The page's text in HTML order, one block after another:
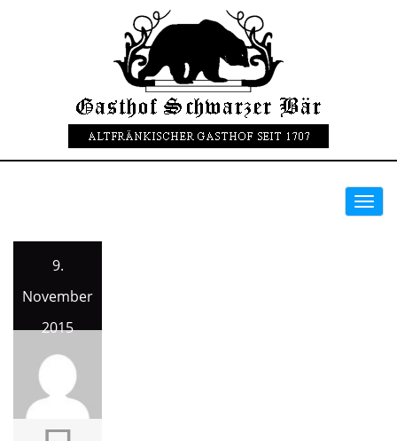
9.
November
2015